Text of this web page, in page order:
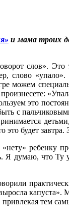
и мама троих
слов».
слово
можем
это
с
будет завтра.
ребенку
Я думаю, что
тем